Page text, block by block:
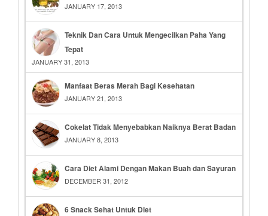
JANUARY 17, 2013
Teknik Dan Cara Untuk Mengecilkan Paha Yang
Tepat
JANUARY 31, 2013
Manfaat Beras Merah Bagi Kesehatan
JANUARY 21, 2013
Cokelat Tidak Menyebabkan Naiknya Berat Badan
JANUARY 8, 2013
Cara Diet Alami Dengan Makan Buah dan Sayuran
DECEMBER 31, 2012
6 Snack Sehat Untuk Diet